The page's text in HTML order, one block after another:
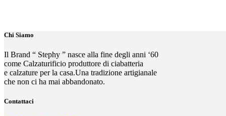
Chi Siamo
Il Brand “ Stephy ” nasce alla fine degli anni ‘60
come Calzaturificio produttore di ciabatteria
e calzature per la casa.Una tradizione artigianale
che non ci ha mai abbandonato.
Contattaci